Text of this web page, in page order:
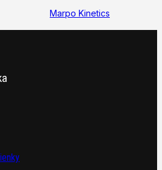
Marpo Kinetics